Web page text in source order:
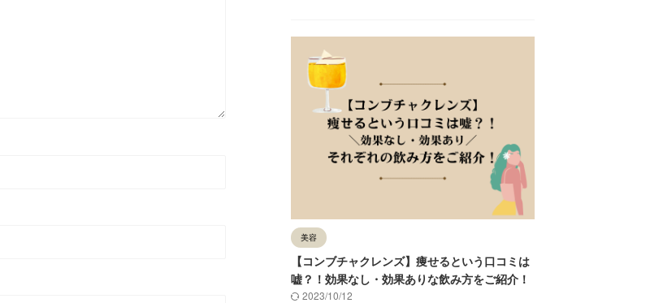
美容
【コンブチャクレンズ】痩せるという口コミは
嘘？！効果なし・効果ありな飲み方をご紹介！
2023/10/12